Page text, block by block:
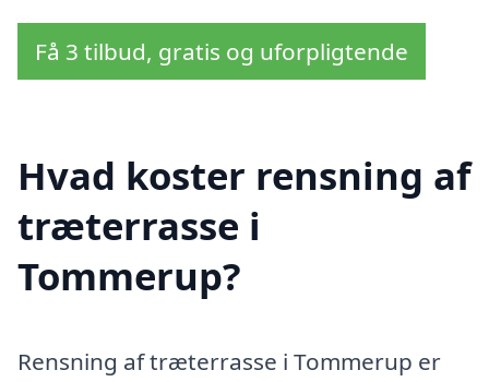
Få 3 tilbud, gratis og uforpligtende
Hvad koster rensning af
træterrasse i
Tommerup?
Rensning af træterrasse i Tommerup er